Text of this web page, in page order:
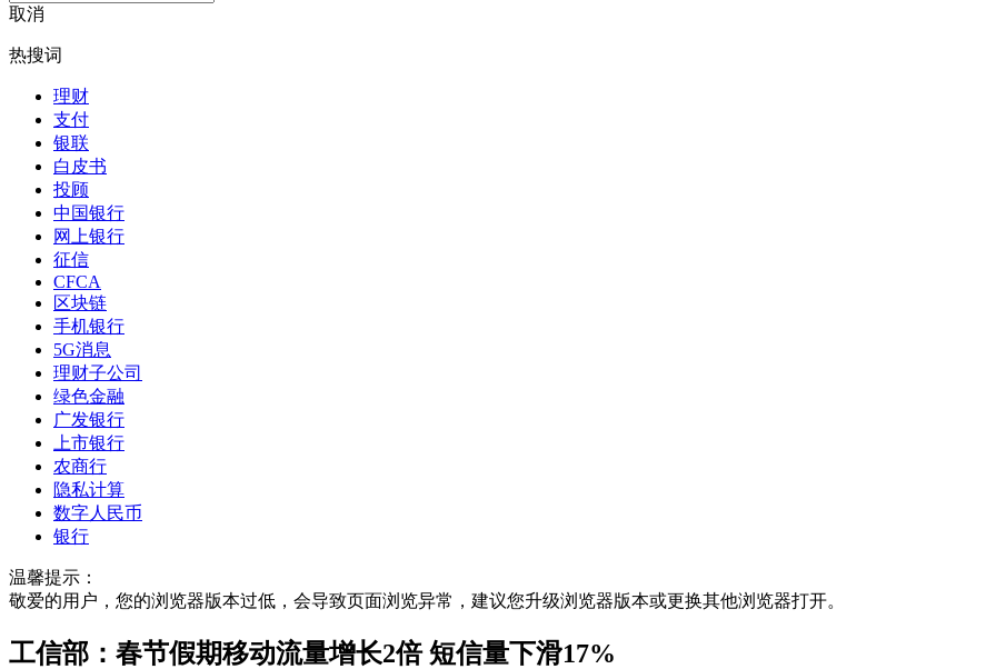
取消
热搜词
理财
支付
银联
白皮书
投顾
中国银行
网上银行
征信
CFCA
区块链
手机银行
5G消息
理财子公司
绿色金融
广发银行
上市银行
农商行
隐私计算
数字人民币
银行
温馨提示：
敬爱的用户，您的浏览器版本过低，会导致页面浏览异常，建议您升级浏览器版本或更换其他浏览器打开。
工信部：春节假期移动流量增长2倍 短信量下滑17%